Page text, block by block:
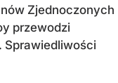
Zjednoczonych
przewodzi
Sprawiedliwości